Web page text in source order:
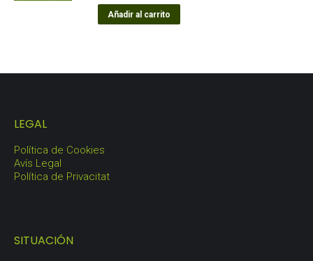
Añadir al carrito
LEGAL
Política de Cookies
Avís Legal
Política de Privacitat
SITUACIÓN